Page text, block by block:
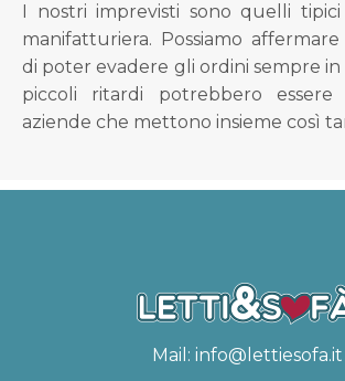
I nostri imprevisti sono quelli
manifatturiera. Possiamo
di poter evadere gli ordini sempre
piccoli ritardi potrebbero essere
aziende che mettono insieme così
Mail: info@lettiesofa.it